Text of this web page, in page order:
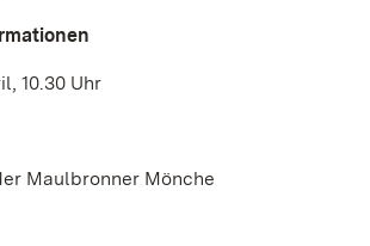
10.30 Uhr
Maulbronner Mönche